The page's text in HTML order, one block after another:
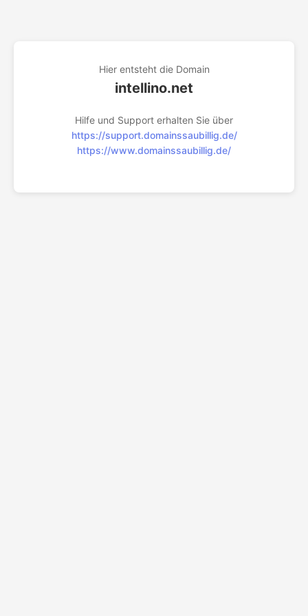
Hier entsteht die Domain
intellino.net
Hilfe und Support erhalten Sie über
https://support.domainssaubillig.de/
https://www.domainssaubillig.de/